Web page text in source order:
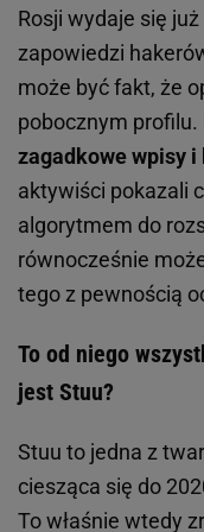
Rosji wydaje się
zapowiedzi
może być fakt, że
pobocznym profilu.
zagadkowe wpisy
aktywiści pokazali
algorytmem do
równocześnie
tego z pewnością
To od niego
jest Stuu?
Stuu to jedna z
ciesząca się do
To właśnie wtedy